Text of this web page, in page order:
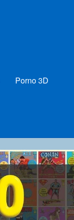
Porno 3D